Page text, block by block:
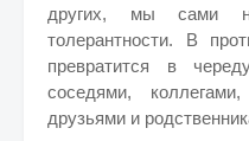
других, мы сами
толерантности. В
превратится в
соседями,
друзьями и